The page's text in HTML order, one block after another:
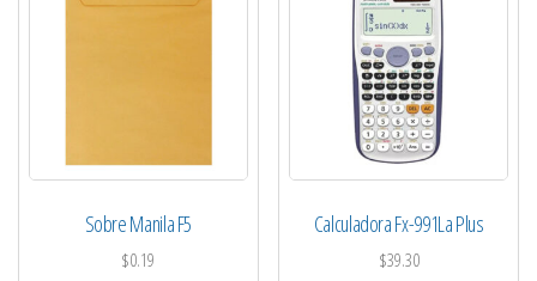
Sobre Manila F5
$0.19
Calculadora Fx-991La Plus
$39.30